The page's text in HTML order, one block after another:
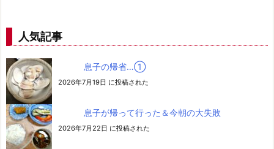
人気記事
息子の帰省…➀
2026年7月19日 に投稿された
息子が帰って行った＆今朝の大失敗
2026年7月22日 に投稿された